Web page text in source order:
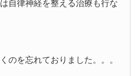
自律神経を整える治療も行な
のを忘れておりました。。。